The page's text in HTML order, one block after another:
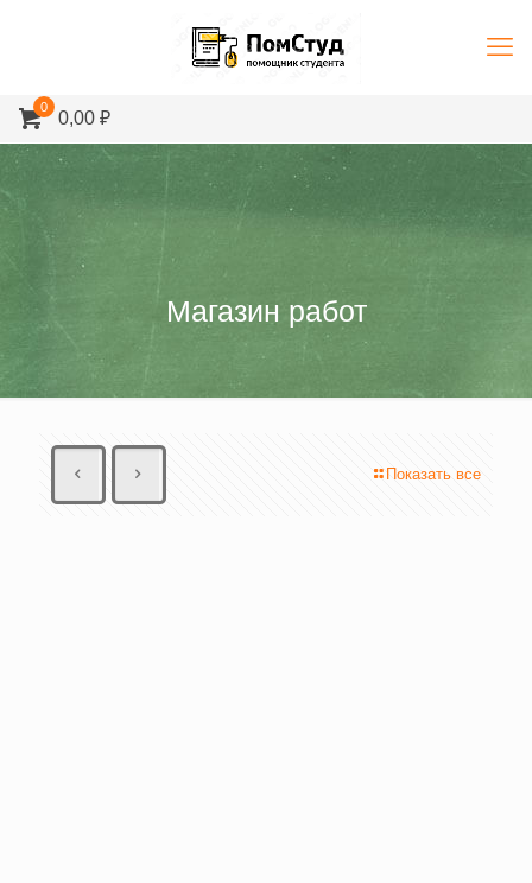
0
0,00 ₽
Магазин работ
Показать все